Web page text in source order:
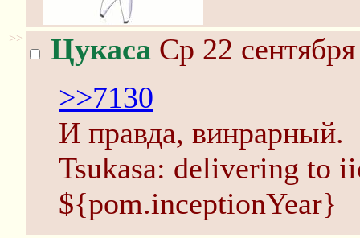
>> Цукаса Ср 22
>>7130
И правда, винрарный.
Tsukasa: delivering to
${pom.inceptionYear}